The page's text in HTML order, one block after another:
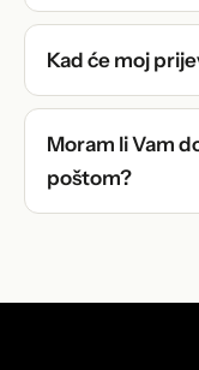
Kad će moj
Moram li Vam
poštom?